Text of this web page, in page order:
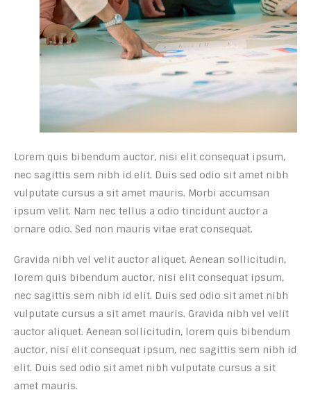
Lorem quis bibendum auctor, nisi elit consequat ipsum,
nec sagittis sem nibh id elit. Duis sed odio sit amet nibh
vulputate cursus a sit amet mauris. Morbi accumsan
ipsum velit. Nam nec tellus a odio tincidunt auctor a
ornare odio. Sed non mauris vitae erat consequat.
Gravida nibh vel velit auctor aliquet. Aenean sollicitudin,
lorem quis bibendum auctor, nisi elit consequat ipsum,
nec sagittis sem nibh id elit. Duis sed odio sit amet nibh
vulputate cursus a sit amet mauris. Gravida nibh vel velit
auctor aliquet. Aenean sollicitudin, lorem quis bibendum
auctor, nisi elit consequat ipsum, nec sagittis sem nibh id
elit. Duis sed odio sit amet nibh vulputate cursus a sit
amet mauris.